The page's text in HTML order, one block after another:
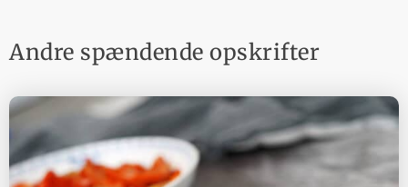
Andre spændende opskrifter